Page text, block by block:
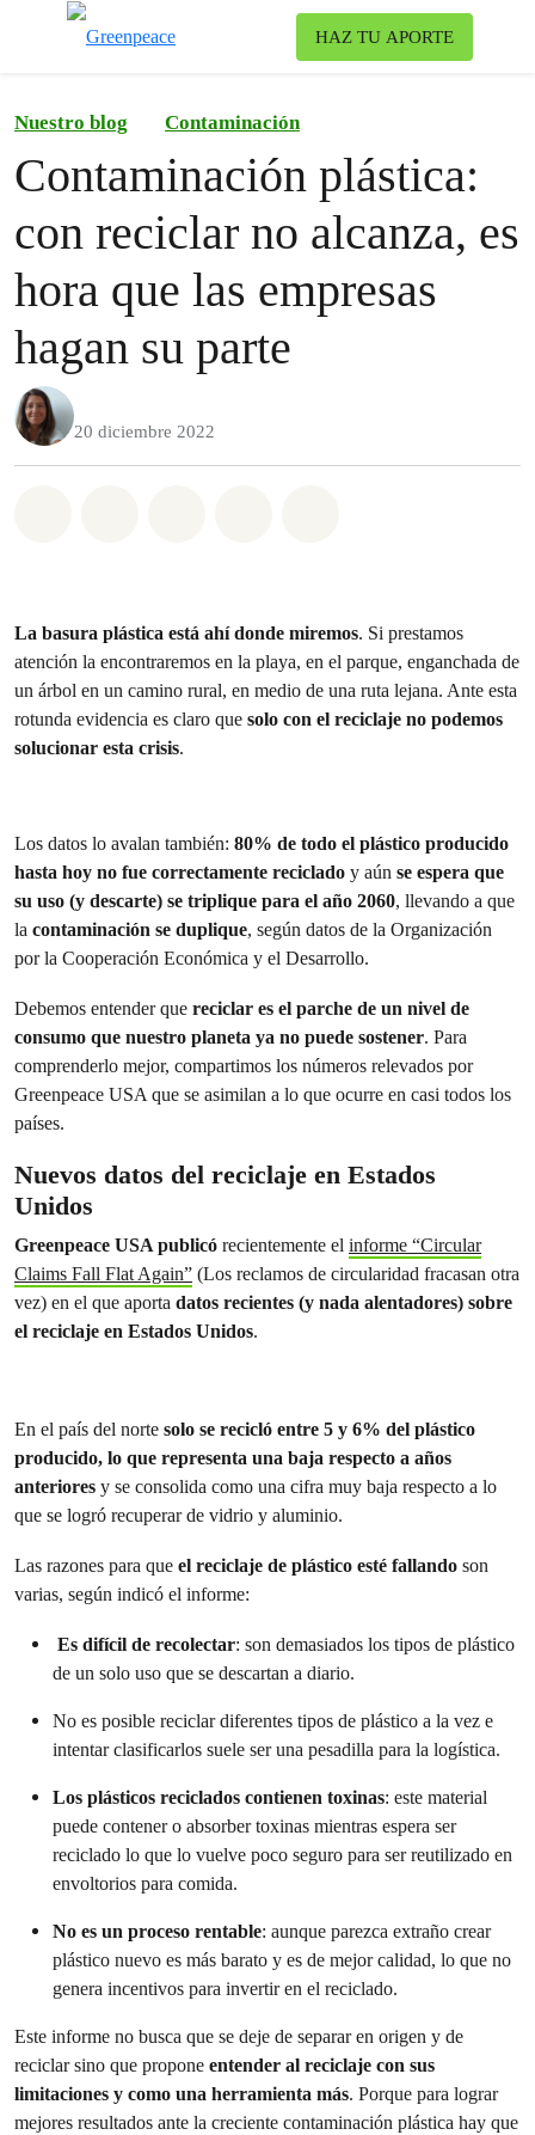
HAZ TU APORTE
Nuestro blog Contaminación
Contaminación plástica:
con reciclar no alcanza, es
hora que las empresas
hagan su parte
20 diciembre 2022
La basura plástica está ahí donde miremos. Si prestamos
atención la encontraremos en la playa, en el parque, enganchada de
un árbol en un camino rural, en medio de una ruta lejana. Ante esta
rotunda evidencia es claro que solo con el reciclaje no podemos
solucionar esta crisis.
Los datos lo avalan también: 80% de todo el plástico producido
hasta hoy no fue correctamente reciclado y aún se espera que
su uso (y descarte) se triplique para el año 2060, llevando a que
la contaminación se duplique, según datos de la Organización
por la Cooperación Económica y el Desarrollo.
Debemos entender que reciclar es el parche de un nivel de
consumo que nuestro planeta ya no puede sostener. Para
comprenderlo mejor, compartimos los números relevados por
Greenpeace USA que se asimilan a lo que ocurre en casi todos los
países.
Nuevos datos del reciclaje en Estados
Unidos
Greenpeace USA publicó recientemente el informe “Circular
Claims Fall Flat Again” (Los reclamos de circularidad fracasan otra
vez) en el que aporta datos recientes (y nada alentadores) sobre
el reciclaje en Estados Unidos.
En el país del norte solo se recicló entre 5 y 6% del plástico
producido, lo que representa una baja respecto a años
anteriores y se consolida como una cifra muy baja respecto a lo
que se logró recuperar de vidrio y aluminio.
Las razones para que el reciclaje de plástico esté fallando son
varias, según indicó el informe:
Es difícil de recolectar: son demasiados los tipos de plástico
de un solo uso que se descartan a diario.
No es posible reciclar diferentes tipos de plástico a la vez e
intentar clasificarlos suele ser una pesadilla para la logística.
Los plásticos reciclados contienen toxinas: este material
puede contener o absorber toxinas mientras espera ser
reciclado lo que lo vuelve poco seguro para ser reutilizado en
envoltorios para comida.
No es un proceso rentable: aunque parezca extraño crear
plástico nuevo es más barato y es de mejor calidad, lo que no
genera incentivos para invertir en el reciclado.
Este informe no busca que se deje de separar en origen y de
reciclar sino que propone entender al reciclaje con sus
limitaciones y como una herramienta más. Porque para lograr
mejores resultados ante la creciente contaminación plástica hay que